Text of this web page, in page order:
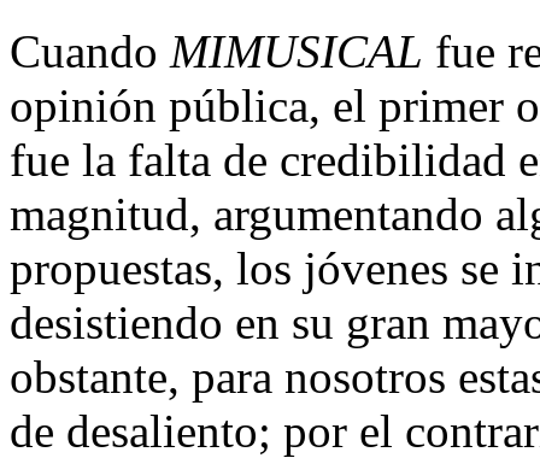
Cuando MIMUSICAL fue
opinión pública, el primer
fue la falta de credibilidad
magnitud, argumentando
propuestas, los jóvenes se
desistiendo en su gran
obstante, para nosotros
de desaliento; por el